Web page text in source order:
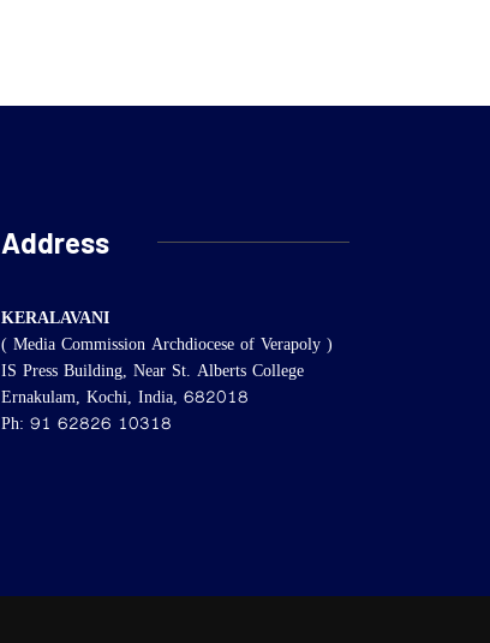
Address
KERALAVANI
( Media Commission Archdiocese of Verapoly )
IS Press Building, Near St. Alberts College
Ernakulam, Kochi, India, 682018
Ph: 91 62826 10318